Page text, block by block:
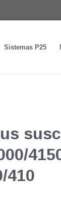
Sistemas P25
410